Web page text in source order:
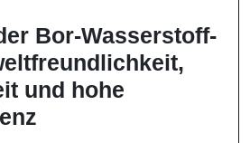
Bor-Wasserstoff-
und hohe